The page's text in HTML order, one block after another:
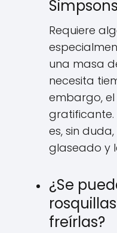
Requiere
una masa
necesita
embargo,
es, sin
glaseado y
¿Se
freírlas?